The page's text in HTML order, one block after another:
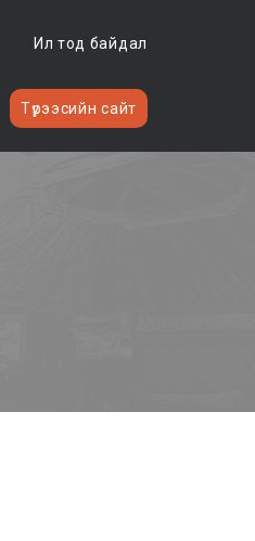
Ил тод байдал
Түрээсийн сайт